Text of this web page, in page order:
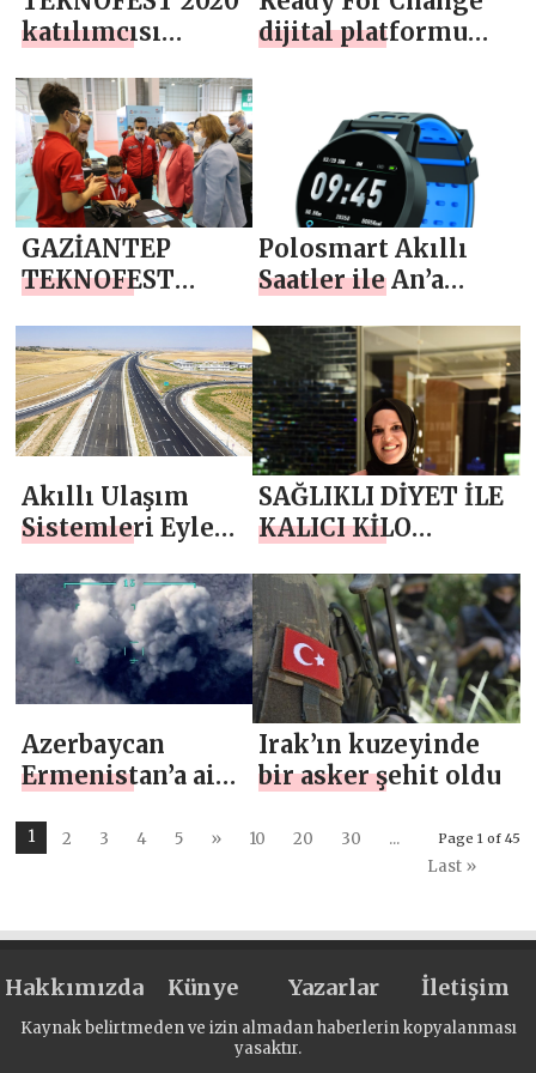
katılımcısı
savunma
alanındaki
projelerini Bab’da
tanıttı
dijital platformu
GAZİANTEP
TEKNOFEST
BİR ŞEHİR
Polosmart Akıllı
Saatler ile An’a
Akıllı Ulaşım
Sistemleri Eylem
SAĞLIKLI DİYET İLE
KALICI KİLO
FORMÜLÜ
Azerbaycan
Ermenistan’a ait
hedefi ateş altına
Irak’ın kuzeyinde
bir asker şehit oldu
Page 1 of 45
1 2 3 4 5 » 10 20 30
...
Last »
Hakkımızda Künye Yazarlar İletişim
Kaynak belirtmeden ve izin almadan haberlerin kopyalanması
yasaktır.